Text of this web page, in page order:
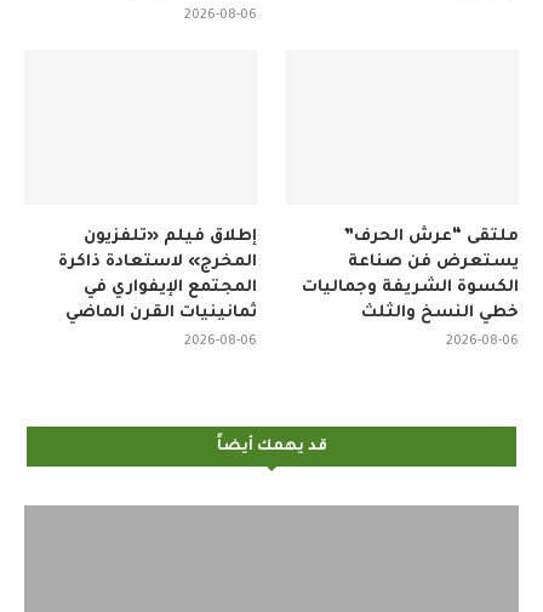
2026-08-06
إطلاق فيلم «تلفزيون
المخرج» لاستعادة ذاكرة
المجتمع الإيفواري في
ثمانينيات القرن الماضي
2026-08-06
ملتقى “عرش الحرف”
يستعرض فن صناعة
الكسوة الشريفة وجماليات
خطي النسخ والثلث
2026-08-06
قد يهمك أيضاً